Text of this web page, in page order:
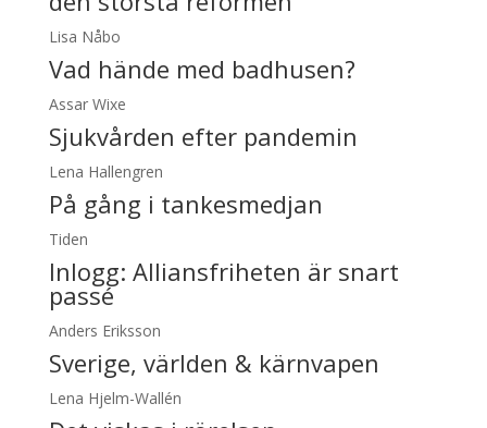
Lisa Nåbo
Vad hände med badhusen?
Assar Wixe
Sjukvården efter pandemin
Lena Hallengren
På gång i tankesmedjan
Tiden
Inlogg: Alliansfriheten är snart
passé
Anders Eriksson
Sverige, världen & kärnvapen
Lena Hjelm-Wallén